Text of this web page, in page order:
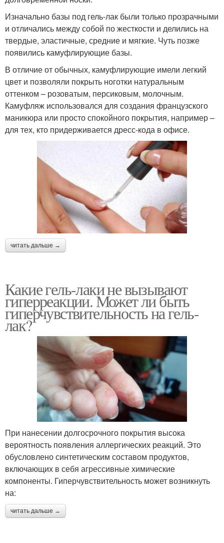
Изначально базы под гель-лак были только прозрачными
и отличались между собой по жесткости и делились на
твердые, эластичные, средние и мягкие. Чуть позже
появились камуфлирующие базы.
В отличие от обычных, камуфлирующие имели легкий
цвет и позволяли покрыть ноготки натуральным
оттенком – розоватым, персиковым, молочным.
Камуфляж использовался для создания французского
маникюра или просто спокойного покрытия, например –
для тех, кто придерживается дресс-кода в офисе.
читать дальше →
Какие гель-лаки не вызывают
гиперреакции. Может ли быть
гиперчувствительность на гель-
лак?
При нанесении долгосрочного покрытия высока
вероятность появления аллергических реакций. Это
обусловлено синтетическим составом продуктов,
включающих в себя агрессивные химические
компоненты. Гиперчувствительность может возникнуть
на:
читать дальше →